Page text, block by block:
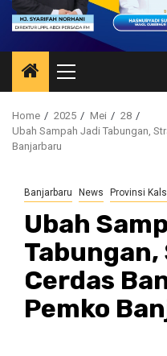
Primary
Menu
Home 2025 Mei
28
Ubah Sampah Jadi Tabungan,
Banjarbaru
Banjarbaru News Provinsi
Ubah
Cerdas
Pemko